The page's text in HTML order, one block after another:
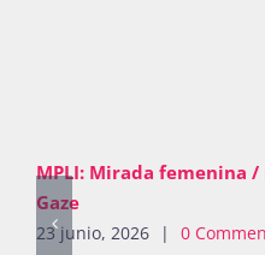
MPLI: Mirada femenina /
Gaze
23 junio, 2026 | 0